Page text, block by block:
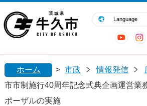
Language
閉じる
ホーム > 市政 情報発信
市市制施行40周年記念式典企画運営業
ポーザルの実施